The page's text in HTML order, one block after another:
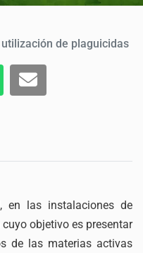
de plaguicidas
en las instalaciones de
objetivo es presentar
de las materias activas